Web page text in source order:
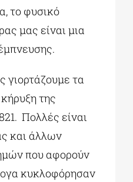
το φυσικό
μας είναι μια
γιορτάζουμε τα
της
Πολλές είναι
και άλλων
που αφορούν
κυκλοφόρησαν